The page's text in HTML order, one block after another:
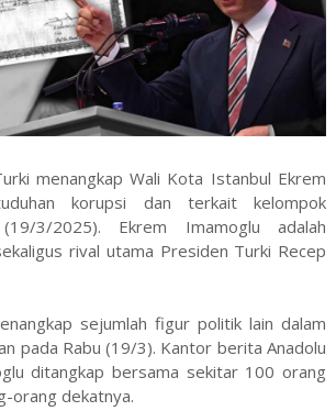
menangkap Wali Kota Istanbul Ekrem
korupsi dan terkait kelompok
3/2025). Ekrem Imamoglu adalah
rival utama Presiden Turki Recep
sejumlah figur politik lain dalam
pada Rabu (19/3). Kantor berita Anadolu
ditangkap bersama sekitar 100 orang
orang dekatnya.